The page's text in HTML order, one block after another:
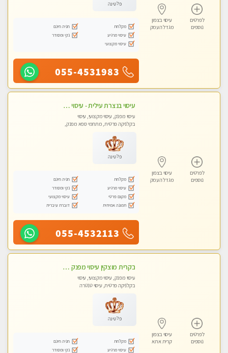
לפרטים
נוספים
עיסוי בצפון
מגדל העמק
פלטינה
מקלחת
חניה חינם
עיסוי מרגיע
נקי ומסודר
עיסוי מקצועי
055-4531983
לפרטים
נוספים
עיסוי בצפון
מגדל העמק
עיסוי בנצרת עילית - עיסוי מפנק ומקצועי ומרגיע ושקט במקום מדהים עיסוי מושקע מאוד
עיסוי מפנק, עיסוי מקצועי, עיסוי
בקלניקה פרטית, מתחמי ספא מפנק,
פלטינה
מקלחת
חניה חינם
עיסוי מרגיע
נקי ומסודר
מקום פרטי
עיסוי מקצועי
תמונה אמיתית
דוברת עיברית
055-4532113
לפרטים
נוספים
עיסוי בצפון
קרית אתא
בקרית מוצקין עיסוי מפנק מרגיע ושקט במקום מדהים עיסוי מושקע מאוד-
עיסוי מפנק, עיסוי מקצועי, עיסוי
בקלניקה פרטית, עיסוי טנטרה
פלטינה
מקלחת
חניה חינם
עיסוי מרגיע
נקי ומסודר